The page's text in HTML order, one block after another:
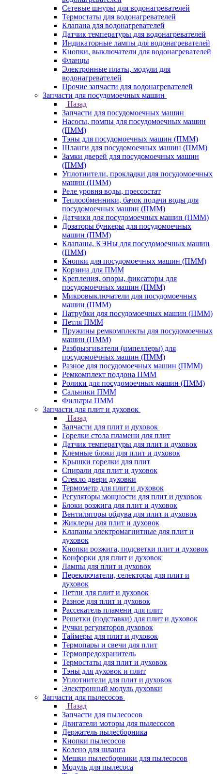
Сетевые шнуры для водонагревателей
Термостаты для водонагревателей
Клапана для водонагревателей
Датчик температуры для водонагревателей
Индикаторные лампы для водонагревателей
Кнопки, выключатели для водонагревателей
Фланцы
Электронные платы, модули для
водонагревателей
Прочие запчасти для водонагревателей
Запчасти для посудомоечных машин
Назад
Запчасти для посудомоечных машин
Насосы, помпы для посудомоечных машин
(ПММ)
Тэны для посудомоечных машин (ПММ)
Шланги для посудомоечных машин (ПММ)
Замки дверей для посудомоечных машин
(ПММ)
Уплотнители, прокладки для посудомоечных
машин (ПММ)
Реле уровня воды, прессостат
Теплообменники, бачок подачи воды для
посудомоечных машин (ПММ)
Датчики для посудомоечных машин (ПММ)
Дозаторы бункеры для посудомоечных
машин (ПММ)
Клапаны, КЭНы для посудомоечных машин
(ПММ)
Кнопки для посудомоечных машин (ПММ)
Корзина для ПММ
Крепления, опоры, фиксаторы для
посудомоечных машин (ПММ)
Микровыключатели для посудомоечных
машин (ПММ)
Патрубки для посудомоечных машин (ПММ)
Петля ПММ
Пружины ремкомплекты для посудомоечных
машин (ПММ)
Разбрызгиватели (импеллеры) для
посудомоечных машин (ПММ)
Разное для посудомоечных машин (ПММ)
Ремкомплект поддона ПММ
Ролики для посудомоечных машин (ПММ)
Сальники ПММ
Фильтры ПММ
Запчасти для плит и духовок
Назад
Запчасти для плит и духовок
Горелки стола пламени для плит
Датчик температуры для плит и духовок
Клемные блоки для плит и духовок
Крышки горелки для плит
Спирали для плит и духовок
Стекло двери духовки
Термометр для плит и духовок
Регуляторы мощности для плит и духовок
Блоки розжига для плит и духовок
Вентиляторы обдува для плит и духовок
Жиклеры для плит и духовок
Клапаны электромагнитные для плит и
духовок
Кнопки розжига, подсветки плит и духовок
Конфорки для плит и духовок
Лампы для плит и духовок
Переключатели, селекторы для плит и
духовок
Петли для плит и духовок
Разное для плит и духовок
Рассекатель пламени для плит
Решетки (подставки) для плит и духовок
Ручки регуляторов духовок
Таймеры для плит и духовок
Термопары и свечи для плит
Термопредохранитель
Термостаты для плит и духовок
Тэны для духовок и плит
Уплотнители для плит и духовок
Электронный модуль духовки
Запчасти для пылесосов
Назад
Запчасти для пылесосов
Двигатели моторы для пылесосов
Держатель пылесборника
Кнопки пылесосов
Колено для шланга
Мешки пылесборники для пылесосов
Модуль для пылесоса